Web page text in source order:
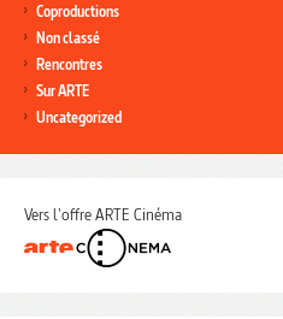
Coproductions
Non classé
Rencontres
Sur ARTE
Uncategorized
Vers l'offre ARTE Cinéma